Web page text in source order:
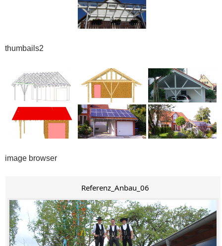
thumbails2
image browser
Referenz_Anbau_06